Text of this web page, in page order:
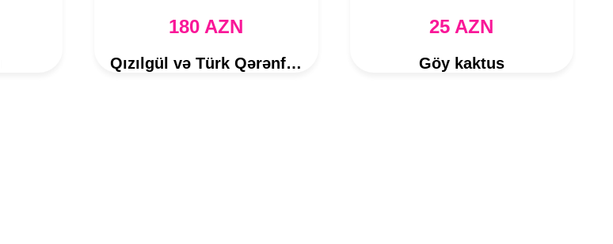
180 AZN
Qızılgül və Türk Qərənfili Kompozisiyası
25 AZN
Göy kaktus